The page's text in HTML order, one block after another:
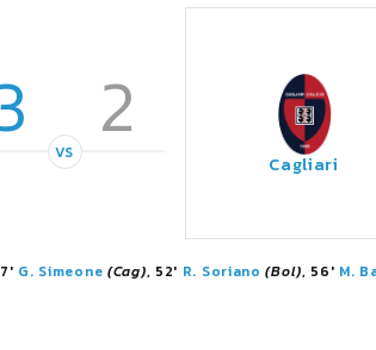
2
VS Cagliari
G. Simeone (Cag), 52' R. Soriano (Bol), 56' M.